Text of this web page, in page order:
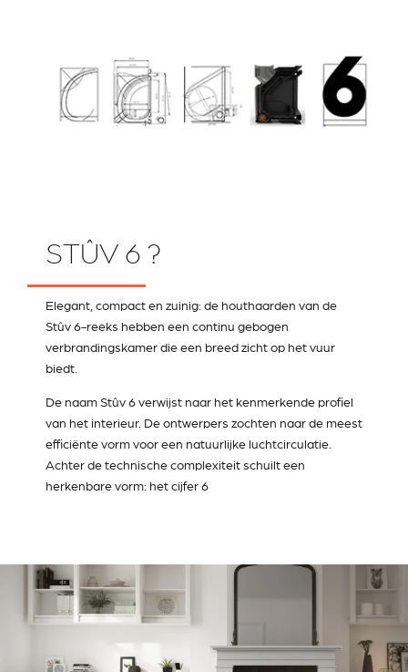
STÛV 6 ?
Elegant, compact en zuinig: de houthaarden van de
Stûv 6-reeks hebben een continu gebogen
verbrandingskamer die een breed zicht op het vuur
biedt.
De naam Stûv 6 verwijst naar het kenmerkende profiel
van het interieur. De ontwerpers zochten naar de meest
efficiënte vorm voor een natuurlijke luchtcirculatie.
Achter de technische complexiteit schuilt een
herkenbare vorm: het cijfer 6